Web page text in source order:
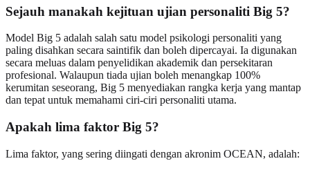
Sejauh manakah kejituan ujian personaliti Big 5?
Model Big 5 adalah salah satu model psikologi personaliti yang
paling disahkan secara saintifik dan boleh dipercayai. Ia digunakan
secara meluas dalam penyelidikan akademik dan persekitaran
profesional. Walaupun tiada ujian boleh menangkap 100%
kerumitan seseorang, Big 5 menyediakan rangka kerja yang mantap
dan tepat untuk memahami ciri-ciri personaliti utama.
Apakah lima faktor Big 5?
Lima faktor, yang sering diingati dengan akronim OCEAN, adalah: